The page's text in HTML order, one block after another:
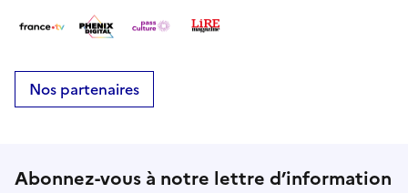
Nos partenaires
Abonnez-vous à notre lettre d’information